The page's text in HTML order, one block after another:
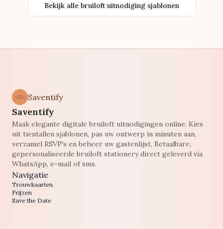
Bekijk alle bruiloft uitnodiging sjablonen
Saventify
Saventify
Maak elegante digitale bruiloft uitnodigingen online. Kies
uit tientallen sjablonen, pas uw ontwerp in minuten aan,
verzamel RSVP's en beheer uw gastenlijst. Betaalbare,
gepersonaliseerde bruiloft stationery direct geleverd via
WhatsApp, e-mail of sms.
Navigatie
Trouwkaarten
Prijzen
Save the Date